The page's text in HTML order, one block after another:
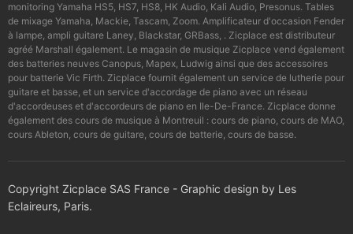
monitoring Yamaha HS5, HS7, HS8, HK Audio, Kali Audio, Presonus. Tables
de mixage Yamaha, Mackie, Tascam, Zoom. Amplificateur d'occasion Fender
à lampe, ampli guitare Laney, Blackstar, GRBass, . Zicplace est distributeur
agréé Marshall également. Le magasin de musique Zicplace vend également
des batteries neuves Canopus, Mapex, Ludwig ainsi que des accessoires
pour batterie Vic Firth. Zicplace fournit également un service de lutherie pour
guitare et basse, et un service d'accordage de piano avec un réseau
d'accordeuses et d'accordeurs de piano en Ile-De-France. Zicplace donne
également des cours de musique à Montreuil : cours de piano, cours de MAO,
cours Ableton, cours de guitare, cours de batterie, cours de basse.
Copyright Zicplace SAS France - Graphic design by Les
Eclaireurs, Paris.